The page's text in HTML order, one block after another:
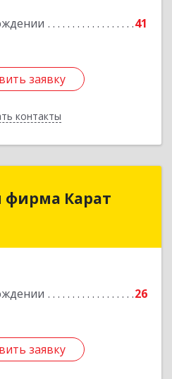
41
заявку
контакты
заявку
Назад
фирма Карат
26
заявку
фирма Карат
заявку